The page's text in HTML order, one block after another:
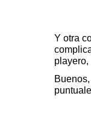
Y otra